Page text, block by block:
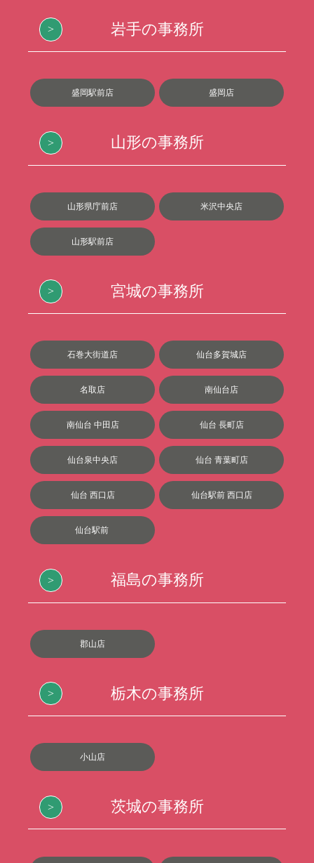
岩手の事務所
盛岡駅前店 盛岡店
山形の事務所
山形県庁前店 米沢中央店
山形駅前店
宮城の事務所
石巻大街道店 仙台多賀城店
名取店 南仙台店
南仙台 中田店 仙台 長町店
仙台泉中央店 仙台 青葉町店
仙台 西口店 仙台駅前 西口店
仙台駅前
福島の事務所
郡山店
栃木の事務所
小山店
茨城の事務所